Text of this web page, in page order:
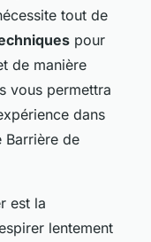
tout de
pour
de manière
vous permettra
dans
Barrière de
est la
lentement